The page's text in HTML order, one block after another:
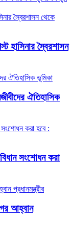
হাসিনার স্বৈরশাসন
ঐতিহাসিক
সংশোধন করা
আহ্বান